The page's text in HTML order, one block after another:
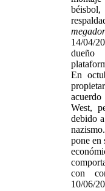
14/04/
En
West,
debido
pone en
con
10/